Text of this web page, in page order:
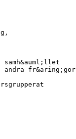
andra fr&aring;gor